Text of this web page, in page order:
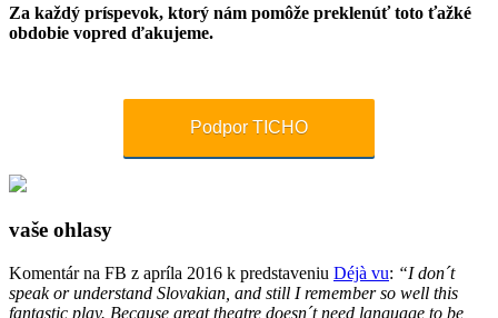
Za každý príspevok, ktorý nám pomôže preklenúť toto ťažké
obdobie vopred ďakujeme.
Podpor TICHO
vaše ohlasy
Komentár na FB z apríla 2016 k predstaveniu Déjà vu: “I don´t
speak or understand Slovakian, and still I remember so well this
fantastic play. Because great theatre doesn´t need language to be